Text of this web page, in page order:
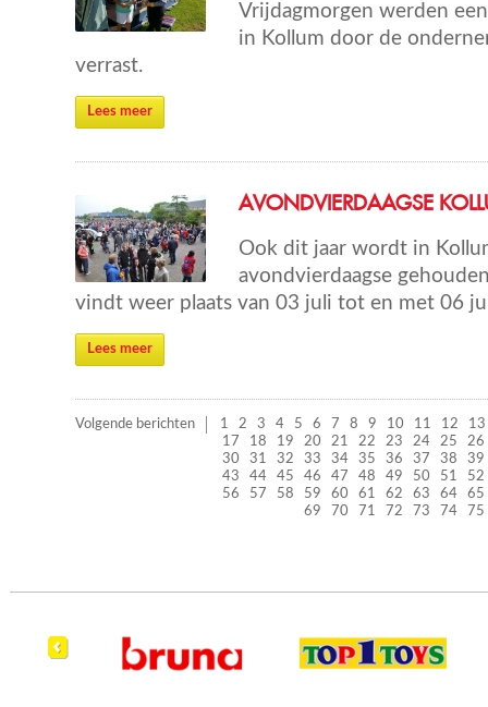
Vrijdagmorgen werden
in Kollum door de
verrast.
Lees meer
AVONDVIERDAAGSE
Ook dit jaar wordt in
avondvierdaagse
vindt weer plaats van 03 juli tot en met 06
Lees meer
Volgende berichten 1 2 3 4 5 6 7 8 9 10 11 12
13
17
18 19 20 21 22 23 24 25
26
30
31 32 33 34 35 36 37 38
39
43
44 45 46 47 48 49 50 51
52
56
57 58 59 60 61 62 63 64
65
69
70 71 72 73 74 75